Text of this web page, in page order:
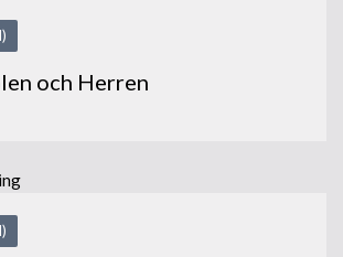
och Herren